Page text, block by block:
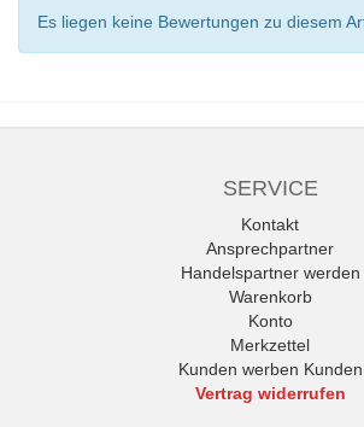
Es liegen keine Bewertungen zu diesem
SERVICE
Kontakt
Ansprechpartner
Handelspartner werden
Warenkorb
Konto
Merkzettel
Kunden werben Kunden
Vertrag widerrufen